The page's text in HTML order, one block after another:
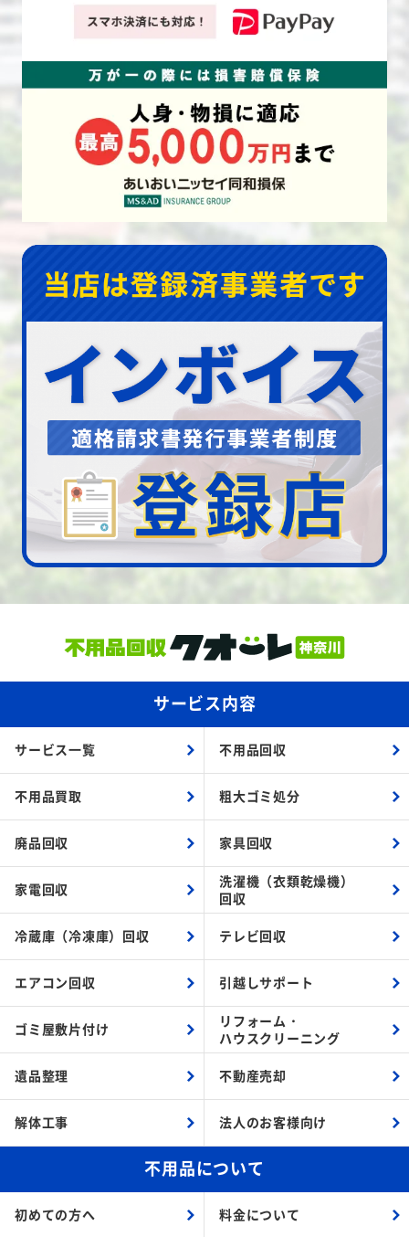
サービス内容
サービス一覧 不用品回収
不用品買取 粗大ゴミ処分
廃品回収 家具回収
家電回収
洗濯機（衣類乾燥機）
回収
冷蔵庫（冷凍庫）回収 テレビ回収
エアコン回収 引越しサポート
ゴミ屋敷片付け
リフォーム・
ハウスクリーニング
遺品整理 不動産売却
解体工事 法人のお客様向け
不用品について
初めての方へ 料金について